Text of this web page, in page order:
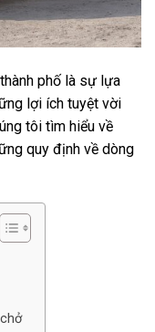
phố là sự lựa
lợi ích tuyệt vời
tôi tìm hiểu về
quy định về dòng